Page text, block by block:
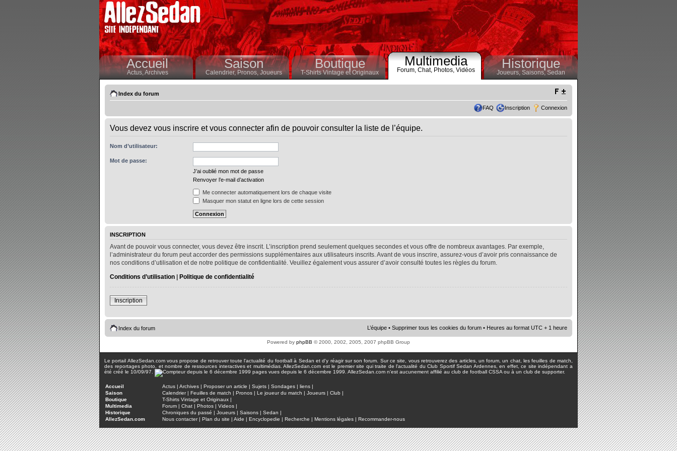
Accueil
Actus,Archives
Saison
Calendrier,Pronos, Joueurs
Boutique
T-Shirts Vintage et Originaux
Multimedia
Forum, Chat, Photos, Vidéos Historique
Joueurs, Saisons,Sedan
Index du forum
FAQ Inscription Connexion
Vous devez vous inscrire et vous connecter afin de pouvoir consulter la liste de l’équipe.
Nom d’utilisateur:
Mot de passe:
J’ai oublié mon mot de passe
Renvoyer l’e-mail d’activation
Me connecter automatiquement lors de chaque visite
Masquer mon statut en ligne lors de cette session
INSCRIPTION
Avant de pouvoir vous connecter, vous devez être inscrit. L’inscription prend seulement quelques secondes et vous offre de nombreux avantages. Par exemple,
l’administrateur du forum peut accorder des permissions supplémentaires aux utilisateurs inscrits. Avant de vous inscrire, assurez-vous d’avoir pris connaissance de
nos conditions d’utilisation et de notre politique de confidentialité. Veuillez également vous assurer d’avoir consulté toutes les règles du forum.
Conditions d’utilisation | Politique de confidentialité
Inscription
Index du forum L’équipe • Supprimer tous les cookies du forum • Heures au format UTC + 1 heure
Powered by phpBB © 2000, 2002, 2005, 2007 phpBB Group
Le portail AllezSedan.com vous propose de retrouver toute l'actualité du football à Sedan et d'y réagir sur son forum. Sur ce site, vous retrouverez des articles, un forum, un chat, les feuilles de match,
des reportages photo, et nombre de ressources interactives et multimédias. AllezSedan.com est le premier site qui traite de l'actualité du Club Sportif Sedan Ardennes, en effet, ce site indépendant a
été créé le 10/09/97.
pages vues depuis le 6 décembre 1999. AllezSedan.com n'est aucunement affilié au club de football CSSA ou à un club de supporter.
Accueil Actus | Archives | Proposer un article | Sujets | Sondages | liens |
Saison
Calendrier| Feuilles de match | Pronos | Le joueur du match | Joueurs | Club |
Boutique
T-Shirts Vintage et Originaux |
Multimedia
Forum | Chat | Photos | Videos |
Historique
Chroniques du passé | Joueurs | Saisons | Sedan |
AllezSedan.com
Nous contacter| Plan du site | Aide | Encyclopedie | Recherche | Mentions légales | Recommander-nous